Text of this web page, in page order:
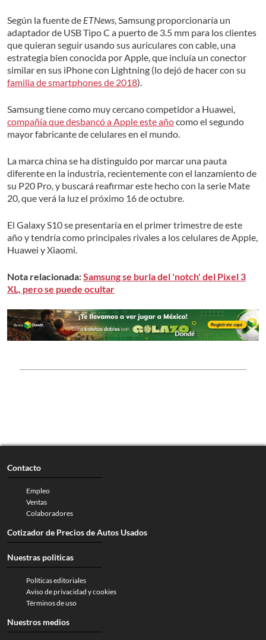
Según la fuente de ETNews, Samsung proporcionaría un
adaptador de USB Tipo C a puerto de 3.5 mm para los clientes
que quieran seguir usando sus auriculares con cable, una
estrategia bien conocida por Apple, que incluía un conector
similar en sus iPhone con Lightning (lo dejó de hacer con su
familia de smartphones de 2018).
Samsung tiene como muy cercano competidor a Huawei,
compañía que desbancó a Apple este añocomo el segundo
mayor fabricante de celulares en el mundo.
La marca china se ha distinguido por marcar una pauta
diferente en la industria, recientemente con el lanzamiento de
su P20 Pro, y buscará reafirmar este hecho con la serie Mate
20, que verá la luz el próximo 16 de octubre.
El Galaxy S10 se presentaría en el primer trimestre de este
año y tendría como principales rivales a los celulares de Apple,
Huawei y Xiaomi.
Nota relacionada:Samsung se burla del 'notch' del Pixel 3
XL, pero se puede ocultar
Contacto
Empleo
Ventas
Colaboradores
Cotizador de Precios de Autos Usados
Nuestras politicas
Políticas editoriales
Aviso de privacidad y cookies
Términos de uso
Nuestros medios